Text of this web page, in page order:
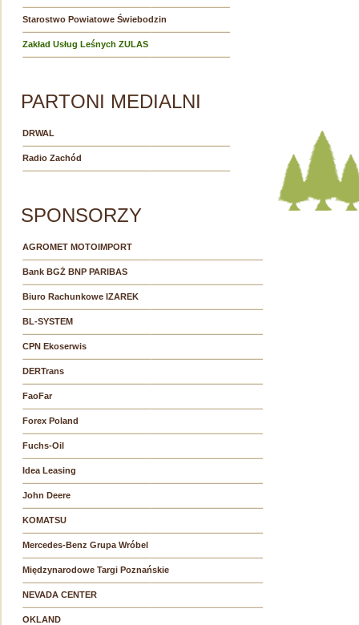
Starostwo Powiatowe Świebodzin
Zakład Usług Leśnych ZULAS
PARTONI MEDIALNI
DRWAL
Radio Zachód
SPONSORZY
AGROMET MOTOIMPORT
Bank BGŻ BNP PARIBAS
Biuro Rachunkowe IZAREK
BL-SYSTEM
CPN Ekoserwis
DERTrans
FaoFar
Forex Poland
Fuchs-Oil
Idea Leasing
John Deere
KOMATSU
Mercedes-Benz Grupa Wróbel
Międzynarodowe Targi Poznańskie
NEVADA CENTER
OKLAND